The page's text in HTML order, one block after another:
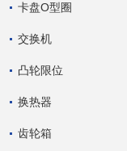
卡盘O型圈
交换机
凸轮限位
换热器
齿轮箱